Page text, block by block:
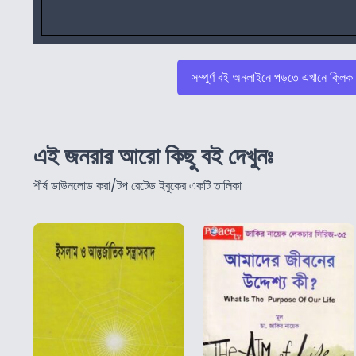
সম্পুর্ণ বই অনলাইনে পড়তে এখানে
এই জনরার আরো কিছু বই দেখুনঃ
শীর্ষ ডাউনলোড করা/টপ রেটেড ইবুকের একটি তালিকা